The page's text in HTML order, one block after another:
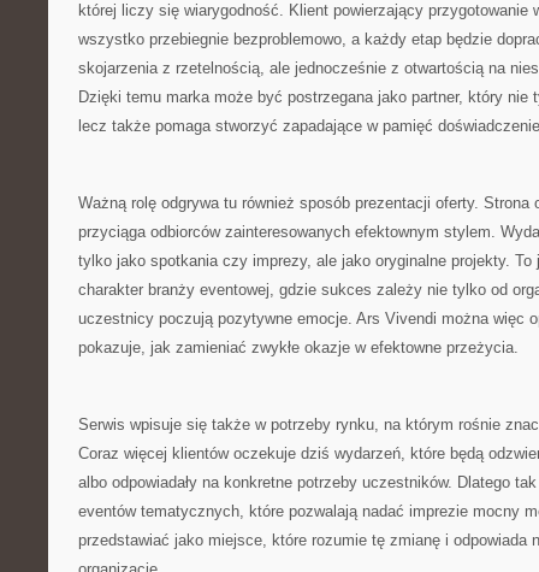
której liczy się wiarygodność. Klient powierzający przygotowanie
wszystko przebiegnie bezproblemowo, a każdy etap będzie
skojarzenia z rzetelnością, ale jednocześnie z otwartością na
Dzięki temu marka może być postrzegana jako partner, który nie
lecz także pomaga stworzyć zapadające w pamięć
Ważną rolę odgrywa tu również sposób prezentacji oferty. Strona
przyciąga odbiorców zainteresowanych efektownym stylem.
tylko jako spotkania czy imprezy, ale jako oryginalne projekty.
charakter branży eventowej, gdzie sukces zależy nie tylko od
uczestnicy poczują pozytywne emocje. Ars Vivendi można więc
pokazuje, jak zamieniać zwykłe okazje w efektowne przeżycia.
Serwis wpisuje się także w potrzeby rynku, na którym rośnie
Coraz więcej klientów oczekuje dziś wydarzeń, które będą
albo odpowiadały na konkretne potrzeby uczestników. Dlatego
eventów tematycznych, które pozwalają nadać imprezie mocny
przedstawiać jako miejsce, które rozumie tę zmianę i odpowiada